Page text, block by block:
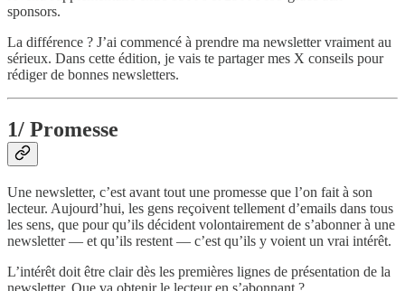
sponsors.
La différence ? J’ai commencé à prendre ma newsletter vraiment au
sérieux. Dans cette édition, je vais te partager mes X conseils pour
rédiger de bonnes newsletters.
1/ Promesse
Une newsletter, c’est avant tout une promesse que l’on fait à son
lecteur. Aujourd’hui, les gens reçoivent tellement d’emails dans tous
les sens, que pour qu’ils décident volontairement de s’abonner à une
newsletter — et qu’ils restent — c’est qu’ils y voient un vrai intérêt.
L’intérêt doit être clair dès les premières lignes de présentation de la
newsletter. Que va obtenir le lecteur en s’abonnant ?